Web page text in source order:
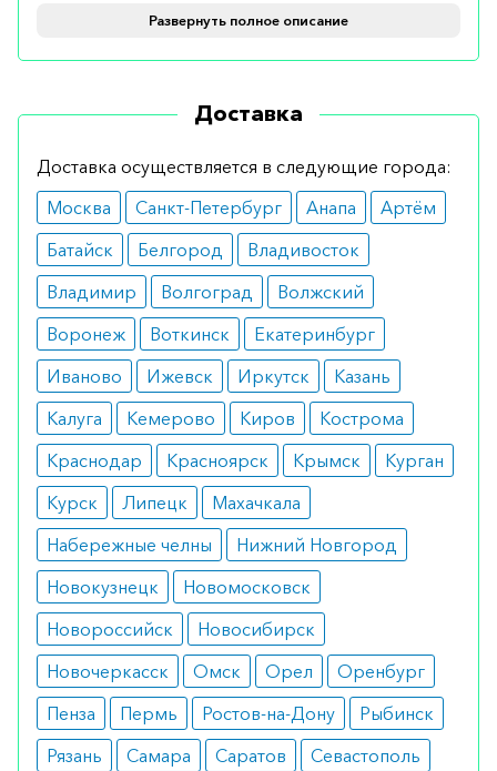
врачом и состоянием пациентки. Стандартная
независимо от приема пищи.
Показание
эстрогенкоррелируемый рак молочный
железы у женщин постменопаузального
периода;
метастазирующая онкопатология
молочной железы;
поддерживающая терапия после базового
противоопухолевого лечения рака
молочной железы.
Противопоказания
идиосинкразия к компонентам;
декомпенсированные заболевания
печени;
предменопаузальный период.
Побочные реакции
повышение аппетита и массы тела;
головная боль, тошнота, рвота;
остеопороз и переломы костей;
диспепсические явления;
отечный синдром.
Развернуть полное описание
Доставка
Доставка осуществляется в следующие города:
Москва
Санкт-Петербург Анапа
Артём
Батайск
Белгород
Владивосток
Владимир
Волгоград
Волжский
Воронеж
Воткинск
Екатеринбург
Иваново
Ижевск Иркутск
Казань
Калуга
Кемерово Киров
Кострома
Краснодар
Красноярск Крымск
Курган
Курск
Липецк
Махачкала
Набережные челны
Нижний Новгород
Новокузнецк
Новомосковск
Новороссийск
Новосибирск
Новочеркасск
Омск Орел
Оренбург
Пенза
Пермь Ростов-на-Дону
Рыбинск
Рязань
Самара Саратов
Севастополь